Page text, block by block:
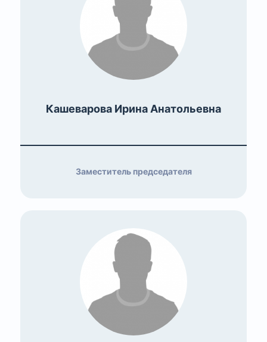
Кашеварова Ирина Анатольевна
Заместитель председателя